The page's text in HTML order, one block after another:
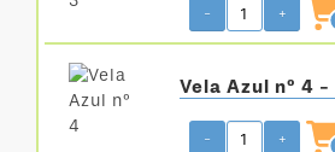
- +
Vela Azul nº 4 -
- +